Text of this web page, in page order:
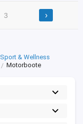
3 ›
Sport & Wellness
Motorboote